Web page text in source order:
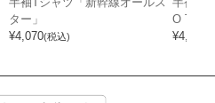
ター」
¥4,070(税込)
O Tシ
¥4,070